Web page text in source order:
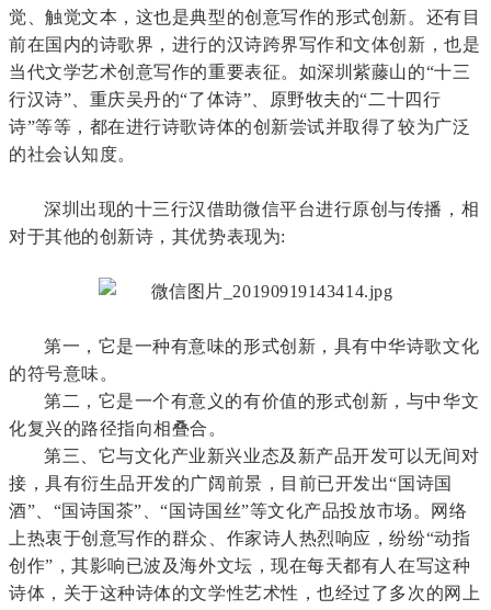
觉、触觉文本，这也是典型的创意写作的形式创新。还有目
前在国内的诗歌界，进行的汉诗跨界写作和文体创新，也是
当代文学艺术创意写作的重要表征。如深圳紫藤山的“十三
行汉诗”、重庆吴丹的“了体诗”、原野牧夫的“二十四行
诗”等等，都在进行诗歌诗体的创新尝试并取得了较为广泛
的社会认知度。
深圳出现的十三行汉借助微信平台进行原创与传播，相
对于其他的创新诗，其优势表现为:
第一，它是一种有意味的形式创新，具有中华诗歌文化
的符号意味。
第二，它是一个有意义的有价值的形式创新，与中华文
化复兴的路径指向相叠合。
第三、它与文化产业新兴业态及新产品开发可以无间对
接，具有衍生品开发的广阔前景，目前已开发出“国诗国
酒”、“国诗国茶”、“国诗国丝”等文化产品投放市场。网络
上热衷于创意写作的群众、作家诗人热烈响应，纷纷“动指
创作”，其影响已波及海外文坛，现在每天都有人在写这种
诗体，关于这种诗体的文学性艺术性，也经过了多次的网上